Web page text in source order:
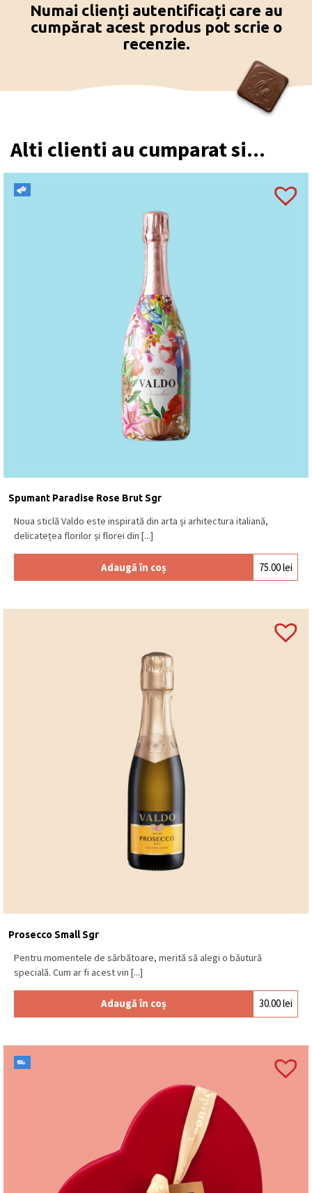
Numai clienți autentificați care au
cumpărat acest produs pot scrie o
recenzie.
Alti clienti au cumparat si...
Spumant Paradise Rose Brut Sgr
Noua sticlă Valdo este inspirată din arta și arhitectura italiană,
delicatețea florilor și florei din [...]
Adaugă în coș 75.00lei
Prosecco Small Sgr
Pentru momentele de sărbătoare, merită să alegi o băutură
specială. Cum ar fi acest vin [...]
Adaugă în coș 30.00lei